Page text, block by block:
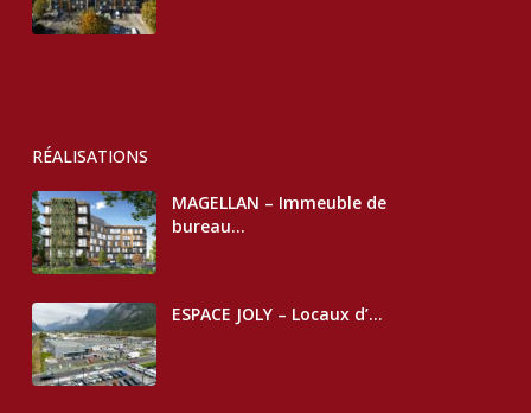
RÉALISATIONS
MAGELLAN – Immeuble de
bureau...
ESPACE JOLY – Locaux d’...